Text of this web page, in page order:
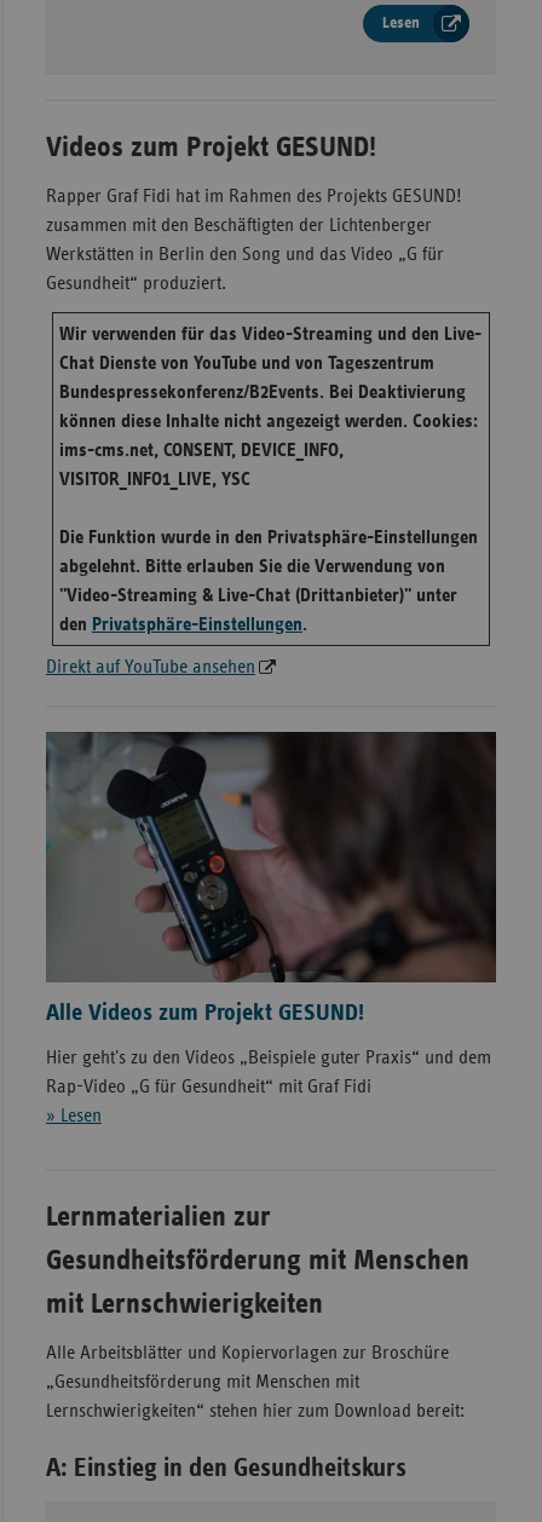
Lesen
Videos zum Projekt GESUND!
Rapper Graf Fidi hat im Rahmen des Projekts GESUND!
zusammen mit den Beschäftigten der Lichtenberger
Werkstätten in Berlin den Song und das Video „G für
Gesundheit“ produziert.
Wir verwenden für das Video-Streaming und den Live-
Chat Dienste von YouTube und von Tageszentrum
Bundespressekonferenz/B2Events. Bei Deaktivierung
können diese Inhalte nicht angezeigt werden. Cookies:
ims-cms.net, CONSENT, DEVICE_INFO,
VISITOR_INFO1_LIVE, YSC
Die Funktion wurde in den Privatsphäre-Einstellungen
abgelehnt. Bitte erlauben Sie die Verwendung von
"Video-Streaming & Live-Chat (Drittanbieter)" unter
den Privatsphäre-Einstellungen.
Direkt auf YouTube ansehen
Alle Videos zum Projekt GESUND!
Hier geht's zu den Videos „Beispiele guter Praxis“ und dem
Rap-Video „G für Gesundheit“ mit Graf Fidi
» Lesen
Lernmaterialien zur
Gesundheitsförderung mit Menschen
mit Lernschwierigkeiten
Alle Arbeitsblätter und Kopiervorlagen zur Broschüre
„Gesundheitsförderung mit Menschen mit
Lernschwierigkeiten“ stehen hier zum Download bereit:
A: Einstieg in den Gesundheitskurs